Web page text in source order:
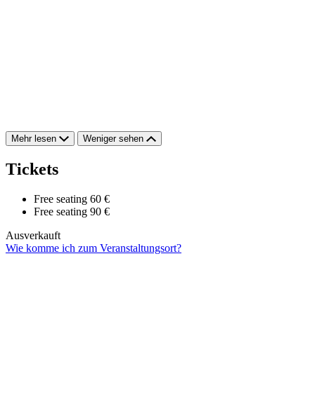
Mehr lesen Weniger sehen
Tickets
Free seating 60 €
Free seating 90 €
Ausverkauft
Wie komme ich zum Veranstaltungsort?